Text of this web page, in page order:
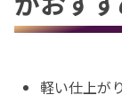
軽い仕上が